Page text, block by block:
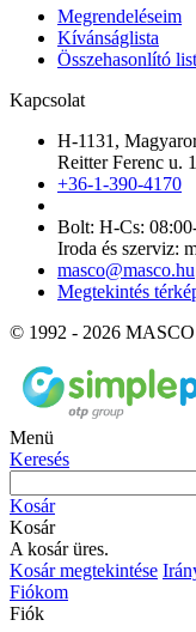
Megrendeléseim
Kívánságlista
Összehasonlító
Kapcsolat
H-1131,
Reitter Ferenc u.
+36-1-390-4170
Bolt: H-Cs:
Iroda és szerviz:
masco@masco.hu
Megtekintés
© 1992 - 2026
Menü
Keresés
Kosár
Kosár
A kosár üres.
Kosár megtekintése
Fiókom
Fiók